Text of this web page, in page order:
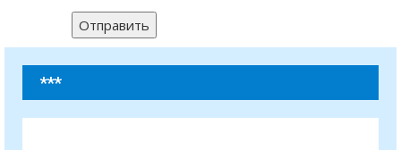
Отправить
***